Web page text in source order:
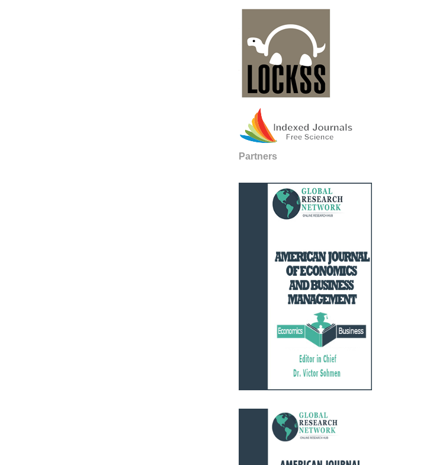
Partners